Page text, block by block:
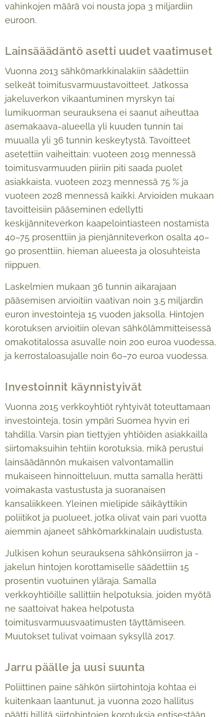
vahinkojen määrä voi nousta jopa 3 miljardiin
euroon.
Lainsääädäntö asetti uudet vaatimuset
Vuonna 2013 sähkömarkkinalakiin säädettiin
selkeät toimitusvarmuustavoitteet. Jatkossa
jakeluverkon vikaantuminen myrskyn tai
lumikuorman seurauksena ei saanut aiheuttaa
asemakaava-alueella yli kuuden tunnin tai
muualla yli 36 tunnin keskeytystä. Tavoitteet
asetettiin vaiheittain: vuoteen 2019 mennessä
toimitusvarmuuden piiriin piti saada puolet
asiakkaista, vuoteen 2023 mennessä 75 % ja
vuoteen 2028 mennessä kaikki. Arvioiden mukaan
tavoitteisiin pääseminen edellytti
keskijänniteverkon kaapelointiasteen nostamista
40–75 prosenttiin ja pienjänniteverkon osalta 40–
90 prosenttiin, hieman alueesta ja olosuhteista
riippuen.
Laskelmien mukaan 36 tunnin aikarajaan
pääsemisen arvioitiin vaativan noin 3,5 miljardin
euron investointeja 15 vuoden jaksolla. Hintojen
korotuksen arvioitiin olevan sähkölämmitteisessä
omakotitalossa asuvalle noin 200 euroa vuodessa,
ja kerrostaloasujalle noin 60–70 euroa vuodessa.
Investoinnit käynnistyivät
Vuonna 2015 verkkoyhtiöt ryhtyivät toteuttamaan
investointeja, tosin ympäri Suomea hyvin eri
tahdilla. Varsin pian tiettyjen yhtiöiden asiakkailla
siirtomaksuihin tehtiin korotuksia, mikä perustui
lainsäädännön mukaisen valvontamallin
mukaiseen hinnoitteluun, mutta samalla herätti
voimakasta vastustusta ja suoranaisen
kansaliikkeen. Yleinen mielipide säikäyttikin
poliitikot ja puolueet, jotka olivat vain pari vuotta
aiemmin ajaneet sähkömarkkinalain uudistusta.
Julkisen kohun seurauksena sähkönsiirron ja -
jakelun hintojen korottamiselle säädettiin 15
prosentin vuotuinen yläraja. Samalla
verkkoyhtiöille sallittiin helpotuksia, joiden myötä
ne saattoivat hakea helpotusta
toimitusvarmuusvaatimusten täyttämiseen.
Muutokset tulivat voimaan syksyllä 2017.
Jarru päälle ja uusi suunta
Poliittinen paine sähkön siirtohintoja kohtaa ei
kuitenkaan laantunut, ja vuonna 2020 hallitus
päätti hillitä siirtohintojen korotuksia entisestään.